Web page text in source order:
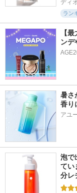
ディ
ラン
【
ンデ
暑さ
香り
アユ
泡で
てい
分レ